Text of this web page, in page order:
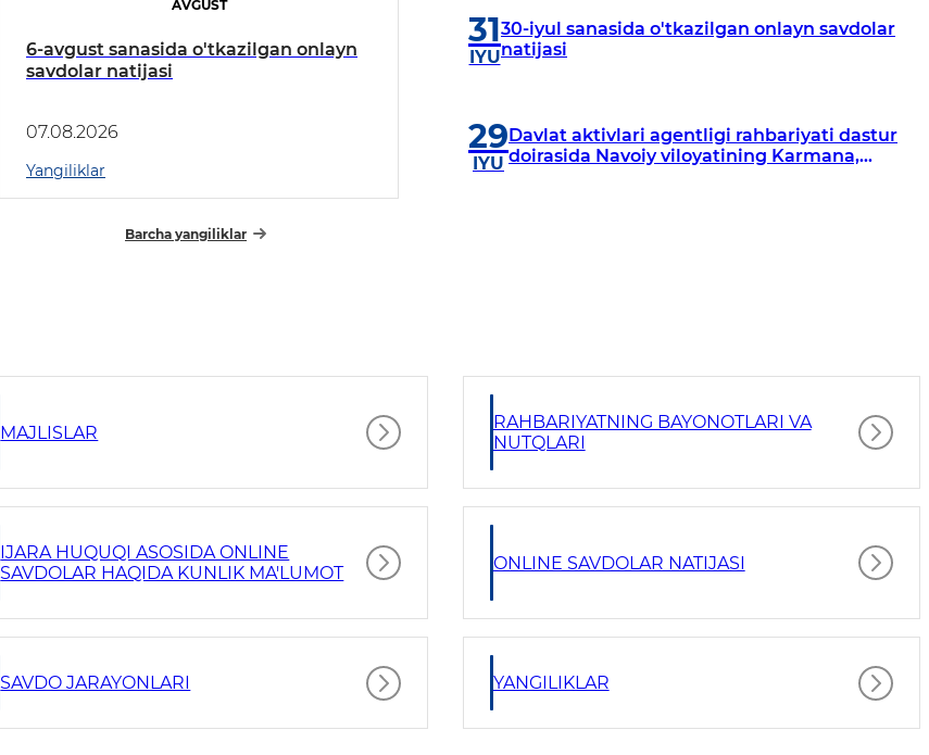
AVGUST
6-avgust sanasida o'tkazilgan onlayn
savdolar natijasi
07.08.2026
Yangiliklar
31
IYU
30-iyul sanasida o'tkazilgan onlayn savdolar
natijasi
29
IYU
Davlat aktivlari agentligi rahbariyati dastur
doirasida Navoiy viloyatining Karmana,
Barcha yangiliklar
MAJLISLAR
RAHBARIYATNING BAYONOTLARI VA
NUTQLARI
IJARA HUQUQI ASOSIDA ONLINE
SAVDOLAR HAQIDA KUNLIK MA'LUMOT
ONLINE SAVDOLAR NATIJASI
SAVDO JARAYONLARI YANGILIKLAR